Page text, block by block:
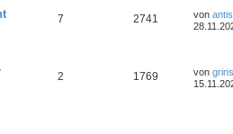
7 2741 von
2 1769 von